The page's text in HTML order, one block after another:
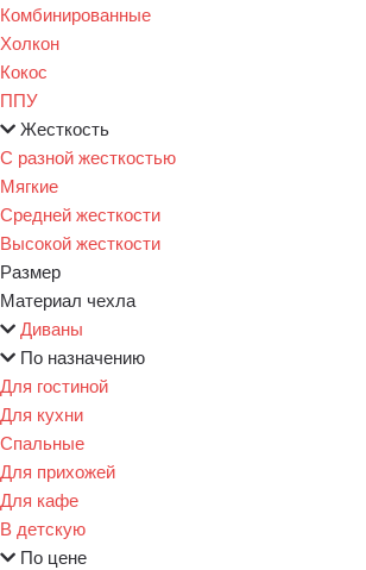
Комбинированные
Холкон
Кокос
ППУ
Жесткость
С разной жесткостью
Мягкие
Средней жесткости
Высокой жесткости
Размер
Материал чехла
Диваны
По назначению
Для гостиной
Для кухни
Спальные
Для прихожей
Для кафе
В детскую
По цене